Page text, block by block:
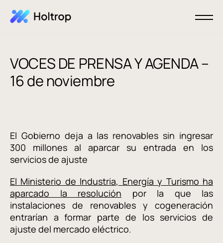
VOCES DE PRENSA Y AGENDA –
16 de noviembre
El Gobierno deja a las renovables sin ingresar
300 millones al aparcar su entrada en los
servicios de ajuste
El Ministerio de Industria, Energía y Turismo ha
aparcado la resolución por la que las
instalaciones de renovables y cogeneración
entrarían a formar parte de los servicios de
ajuste del mercado eléctrico.